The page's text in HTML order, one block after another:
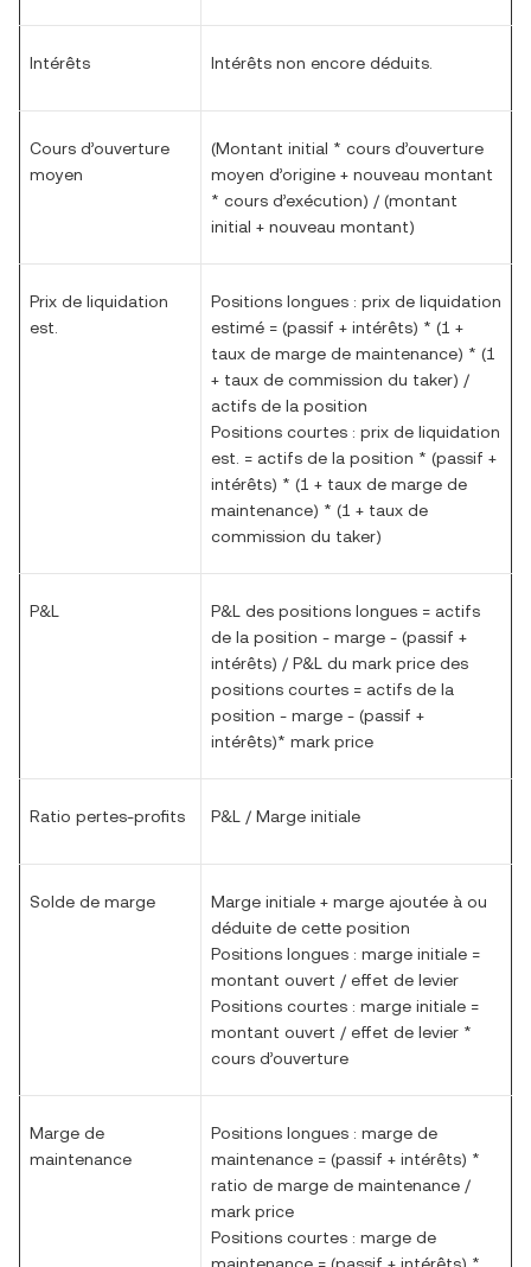
Intérêts Intérêts non encore déduits.
Cours d’ouverture
moyen
(Montant initial * cours d’ouverture
moyen d’origine + nouveau montant
* cours d’exécution) / (montant
initial + nouveau montant)
Prix de liquidation
est.
Positions longues : prix de liquidation
estimé = (passif + intérêts) * (1 +
taux de marge de maintenance) * (1
+ taux de commission du taker) /
actifs de la position
Positions courtes : prix de liquidation
est. = actifs de la position * (passif +
intérêts) * (1 + taux de marge de
maintenance) * (1 + taux de
commission du taker)
P&L
P&L des positions longues = actifs
de la position - marge - (passif +
intérêts) / P&L du mark price des
positions courtes = actifs de la
position - marge - (passif +
intérêts)* mark price
Ratio pertes-profits P&L / Marge initiale
Solde de marge
Marge initiale + marge ajoutée à ou
déduite de cette position
Positions longues : marge initiale =
montant ouvert / effet de levier
Positions courtes : marge initiale =
montant ouvert / effet de levier *
cours d’ouverture
Marge de
maintenance
Positions longues : marge de
maintenance = (passif + intérêts) *
ratio de marge de maintenance /
mark price
Positions courtes : marge de